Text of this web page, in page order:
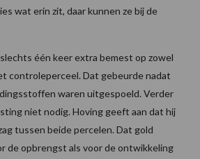
wat erin zit, daar kunnen ze bij de
één keer extra bemest op zowel
controleperceel. Dat gebeurde nadat
waren uitgespoeld. Verder
niet nodig. Hoving geeft aan dat hij
tussen beide percelen. Dat gold
de opbrengst als voor de ontwikkeling